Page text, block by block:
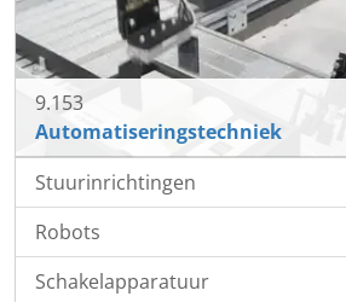
9.153
Automatiseringstechniek
Stuurinrichtingen
Robots
Schakelapparatuur